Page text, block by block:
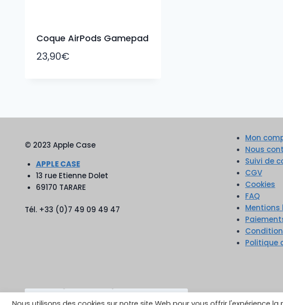
Coque AirPods Gamepad
23,90€
© 2023 Apple Case
APPLE CASE
13 rue Etienne Dolet
69170 TARARE
Tél. +33 (0)7 49 09 49 47
Mon
Nous
Suivi de
CGV
Cookies
FAQ
Mentions
Politique
TikTok YouTube Google Reviews